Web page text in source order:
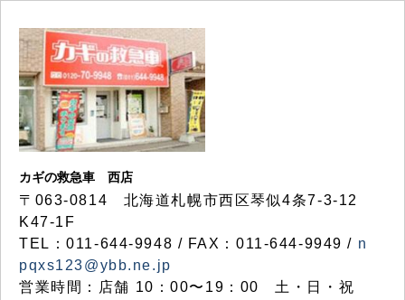
カギの救急車 西店
〒063-0814 北海道札幌市西区琴似4条7-3-12
K47-1F
TEL：011-644-9948 / FAX：011-644-9949 / n
pqxs123@ybb.ne.jp
営業時間：店舗 10：00〜19：00 土・日・祝